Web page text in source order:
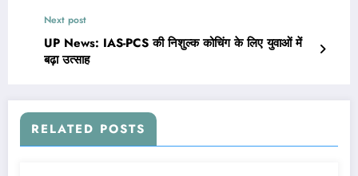
Next post
UP News: IAS-PCS की निशुल्क कोचिंग के लिए युवाओं में
बढ़ा उत्साह
RELATED POSTS